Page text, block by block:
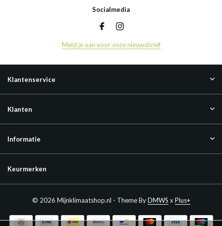
Socialmedia
Meld je aan voor onze nieuwsbrief
Klantenservice
Klanten
Informatie
Keurmerken
© 2026 Mijnklimaatshop.nl - Theme ByDMWS x Plus+